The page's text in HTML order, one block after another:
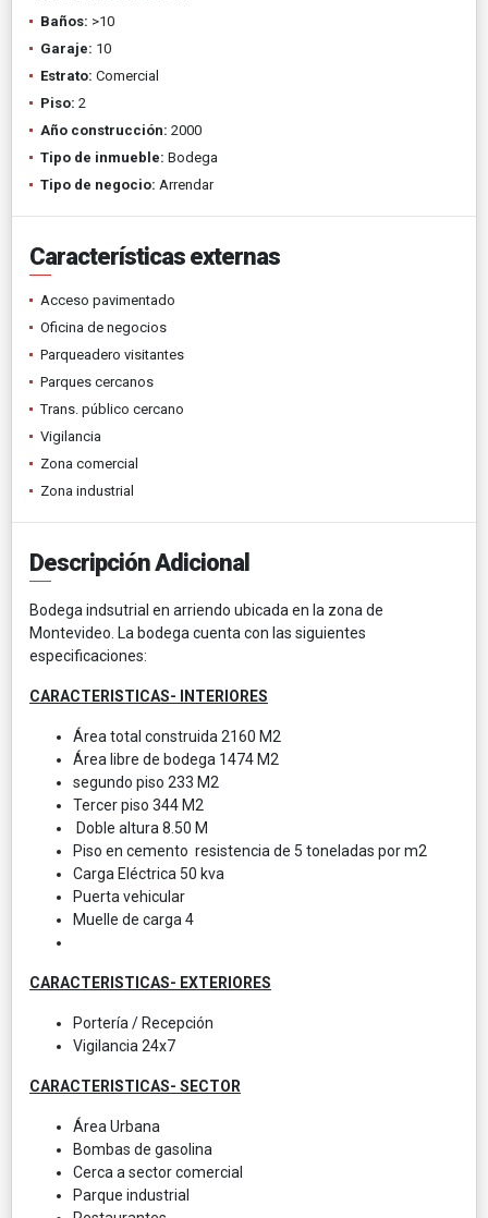
Baños: >10
Garaje: 10
Estrato: Comercial
Piso: 2
Año construcción: 2000
Tipo de inmueble: Bodega
Tipo de negocio: Arrendar
Características externas
Acceso pavimentado
Oficina de negocios
Parqueadero visitantes
Parques cercanos
Trans. público cercano
Vigilancia
Zona comercial
Zona industrial
Descripción Adicional
Bodega indsutrial en arriendo ubicada en la zona de
Montevideo. La bodega cuenta con las siguientes
especificaciones:
CARACTERISTICAS- INTERIORES
Área total construida 2160 M2
Área libre de bodega 1474 M2
segundo piso 233 M2
Tercer piso 344 M2
Doble altura 8.50 M
Piso en cemento resistencia de 5 toneladas por m2
Carga Eléctrica 50 kva
Puerta vehicular
Muelle de carga 4
CARACTERISTICAS- EXTERIORES
Portería / Recepción
Vigilancia 24x7
CARACTERISTICAS- SECTOR
Área Urbana
Bombas de gasolina
Cerca a sector comercial
Parque industrial